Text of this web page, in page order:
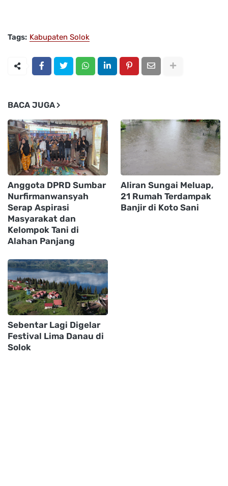
Tags: Kabupaten Solok
BACA JUGA
Anggota DPRD Sumbar
Nurfirmanwansyah
Serap Aspirasi
Masyarakat dan
Kelompok Tani di
Alahan Panjang
Aliran Sungai Meluap,
21 Rumah Terdampak
Banjir di Koto Sani
Sebentar Lagi Digelar
Festival Lima Danau di
Solok